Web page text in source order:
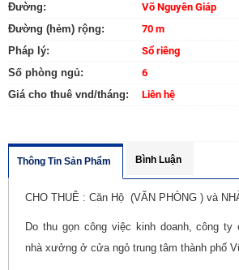
Đường:
Võ Nguyên Giáp
Đường (hẻm) rộng:
70 m
Pháp lý:
Sổ riêng
Số phòng ngủ:
6
Giá cho thuê vnd/tháng:
Liên hệ
Thông Tin Sản Phẩm Bình Luận
CHO THUÊ : Căn Hộ (VĂN PHÒNG ) và
Do thu gọn công việc kinh doanh, công ty
nhà xưởng ở cửa ngỏ trung tâm thành phố